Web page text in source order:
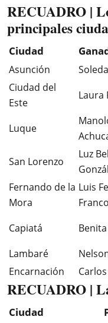
RECUADRO |
principales
Ciudad
Asunción
Ciudad del
Este
Laura
Luque
San Lorenzo
Luz
Fernando de la
Mora
Luis
Franco
Capiatá Benita
Lambaré
Encarnación
RECUADRO |
Ciudad